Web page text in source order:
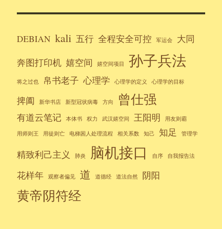
DEBIAN kali 五行 全程安全可控 军运会
大同
奔图打印机 嬉空间 嬉空间项目 孙子兵法
将之过也 帛书老子 心理学 心理学的定义 心理学的目标
捭阖 新华书店 新型冠状病毒 方向 曾仕强
有道云笔记 本体书 权力 武汉嬉空间 王阳明 用友则霸
用师则王 用徒则亡 电梯困人处理流程 相关系数 知己 知足 管理学
精致利己主义 肺炎 脑机接口 自序 自我报告法
花样年 观察者偏见 道 道德经 道法自然 阴阳
黄帝阴符经